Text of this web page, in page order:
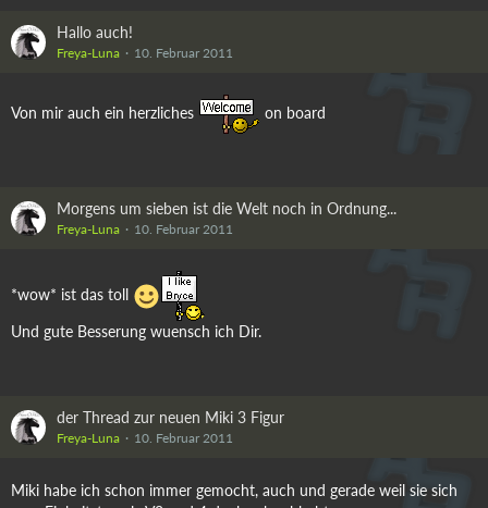
Mit ein wenig Geduld und Zeit kann man auch manuell Haarobjekte, die
Gruß
Hallo auch!
Freya-Luna 10. Februar 2011
Von mir auch ein herzliches on board
Morgens um sieben ist die Welt noch in Ordnung...
Freya-Luna 10. Februar 2011
*wow* ist das toll
Und gute Besserung wuensch ich Dir.
der Thread zur neuen Miki 3 Figur
Freya-Luna 10. Februar 2011
Miki habe ich schon immer gemocht, auch und gerade weil sie sich